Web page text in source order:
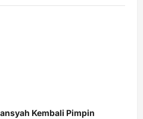
Kembali Pimpin